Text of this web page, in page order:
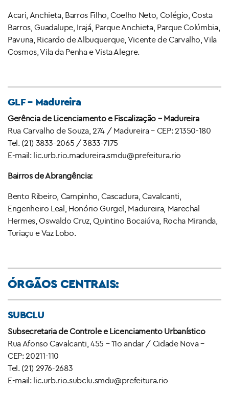
Acari, Anchieta, Barros Filho, Coelho Neto, Colégio, Costa
Barros, Guadalupe, Irajá, Parque Anchieta, Parque Colúmbia,
Pavuna, Ricardo de Albuquerque, Vicente de Carvalho, Vila
Cosmos, Vila da Penha e Vista Alegre.
GLF – Madureira
Gerência de Licenciamento e Fiscalização – Madureira
Rua Carvalho de Souza, 274 / Madureira – CEP: 21350-180
Tel. (21) 3833-2065 / 3833-7175
E-mail: lic.urb.rio.madureira.smdu@prefeitura.rio
Bairros de Abrangência:
Bento Ribeiro, Campinho, Cascadura, Cavalcanti,
Engenheiro Leal, Honório Gurgel, Madureira, Marechal
Hermes, Oswaldo Cruz, Quintino Bocaiúva, Rocha Miranda,
Turiaçu e Vaz Lobo.
ÓRGÃOS CENTRAIS:
SUBCLU
Subsecretaria de Controle e Licenciamento Urbanístico
Rua Afonso Cavalcanti, 455 – 11o andar / Cidade Nova –
CEP: 20211-110
Tel. (21) 2976-2683
E-mail: lic.urb.rio.subclu.smdu@prefeitura.rio